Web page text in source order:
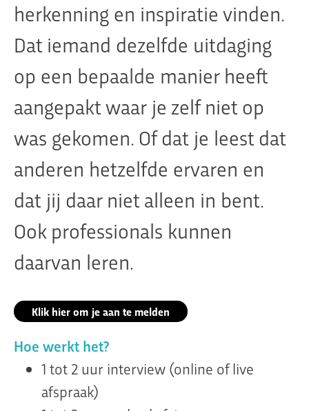
Dit is Jeugdplatform Amsterdam
De adviesgroep
Teamleden
Contact
herkenning en inspiratie vinden.
Dat iemand dezelfde uitdaging
op een bepaalde manier heeft
aangepakt waar je zelf niet op
was gekomen. Of dat je leest dat
anderen hetzelfde ervaren en
dat jij daar niet alleen in bent.
Ook professionals kunnen
daarvan leren.
Klik hier om je aan te melden
Hoe werkt het?
1 tot 2 uur interview (online of live
afspraak)